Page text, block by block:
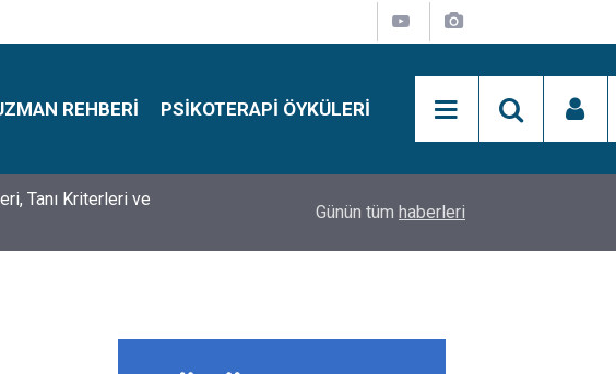
REHBERI PSIKOTERAPI ÖYKÜLERI
Tarihinin Hikayesi Simon Says Dikkat Programı Nedir?
Günün tüm haberleri